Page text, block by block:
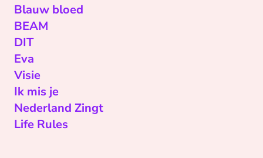
Blauw bloed
BEAM
DIT
Eva
Visie
Ik mis je
Nederland Zingt
Life Rules